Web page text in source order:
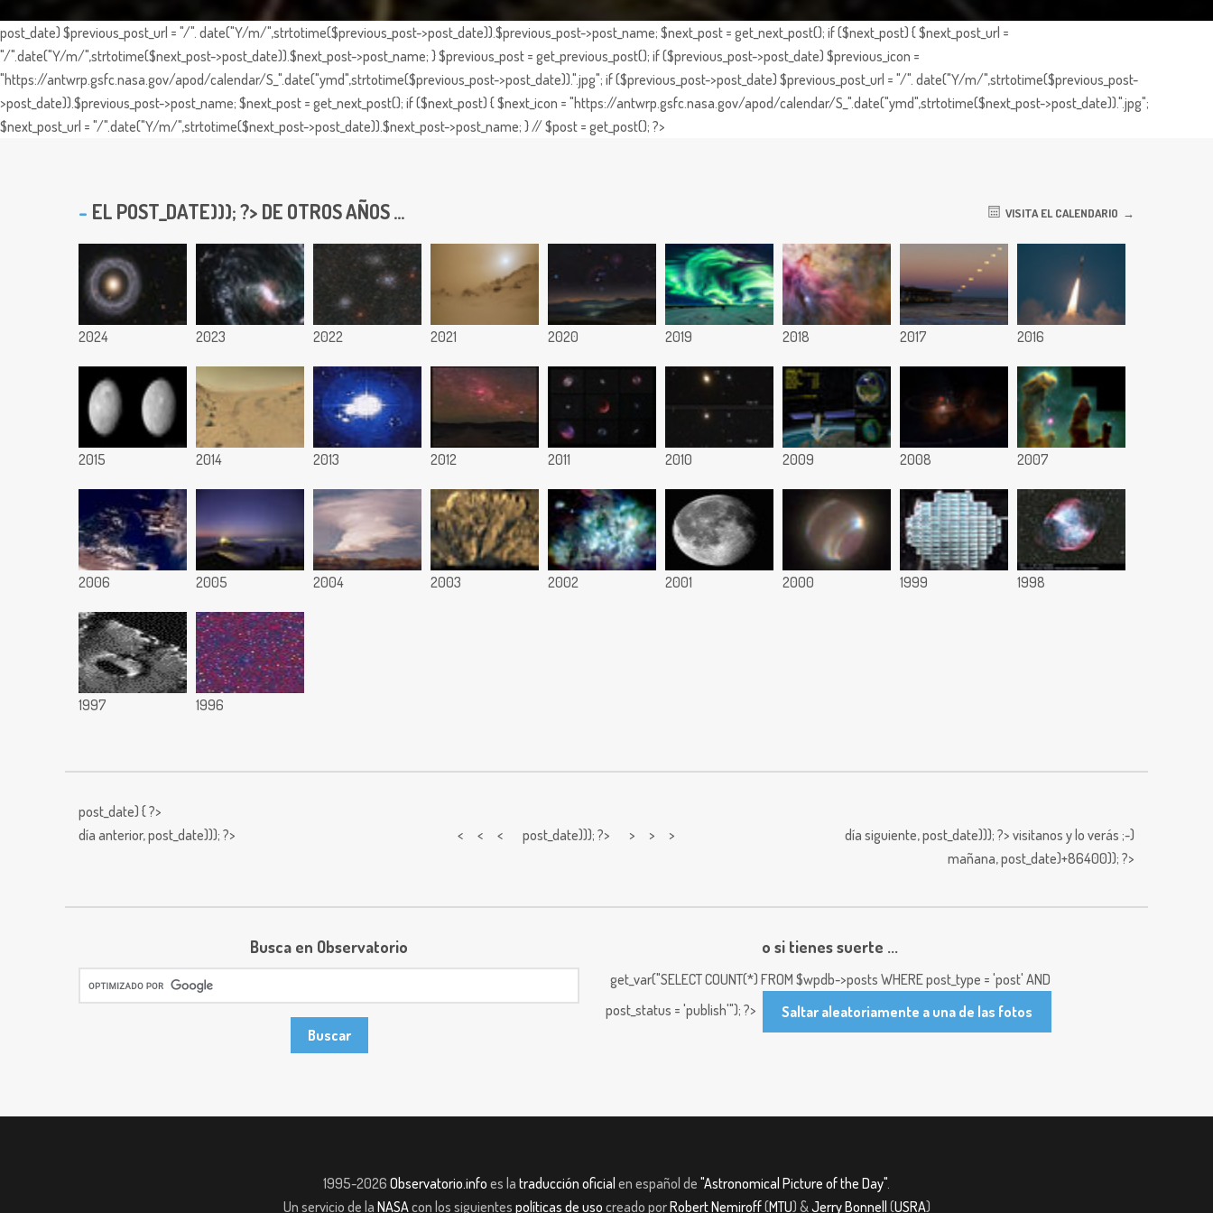
post_date) $previous_post_url = "/". date("Y/m/",strtotime($previous_post->post_date)).$previous_post->post_name; $next_post = get_next_post(); if ($next_post) { $next_post_url =
"/".date("Y/m/",strtotime($next_post->post_date)).$next_post->post_name; } $previous_post = get_previous_post(); if ($previous_post->post_date) $previous_icon =
"https://antwrp.gsfc.nasa.gov/apod/calendar/S_".date("ymd",strtotime($previous_post->post_date)).".jpg"; if ($previous_post->post_date) $previous_post_url = "/". date("Y/m/",strtotime($previous_post-
>post_date)).$previous_post->post_name; $next_post = get_next_post(); if ($next_post) { $next_icon = "https://antwrp.gsfc.nasa.gov/apod/calendar/S_".date("ymd",strtotime($next_post->post_date)).".jpg";
$next_post_url = "/".date("Y/m/",strtotime($next_post->post_date)).$next_post->post_name; } // $post = get_post(); ?>
EL POST_DATE))); ?> DE OTROS AÑOS ... VISITA EL CALENDARIO
2024 2023 2022 2021 2020 2019 2018 2017 2016
2015 2014 2013 2012 2011 2010 2009 2008 2007
2006 2005 2004 2003 2002 2001 2000 1999 1998
1997 1996
post_date) { ?>
día anterior,post_date))); ?> < < < post_date))); ?> > > > día siguiente,post_date))); ?> visitanos y lo verás ;-)
mañana,post_date)+86400)); ?>
Busca en Observatorio o si tienes suerte ...
get_var("SELECT COUNT(*) FROM $wpdb->posts WHERE post_type = 'post' AND
post_status = 'publish'"); ?>
Saltar aleatoriamente a una de las fotos
1995-2026 Observatorio.info es la traducción oficial en español de "Astronomical Picture of the Day".
Un servicio de la NASAcon los siguientes políticas de uso creado porRobert Nemiroff(MTU) &Jerry Bonnell (USRA)